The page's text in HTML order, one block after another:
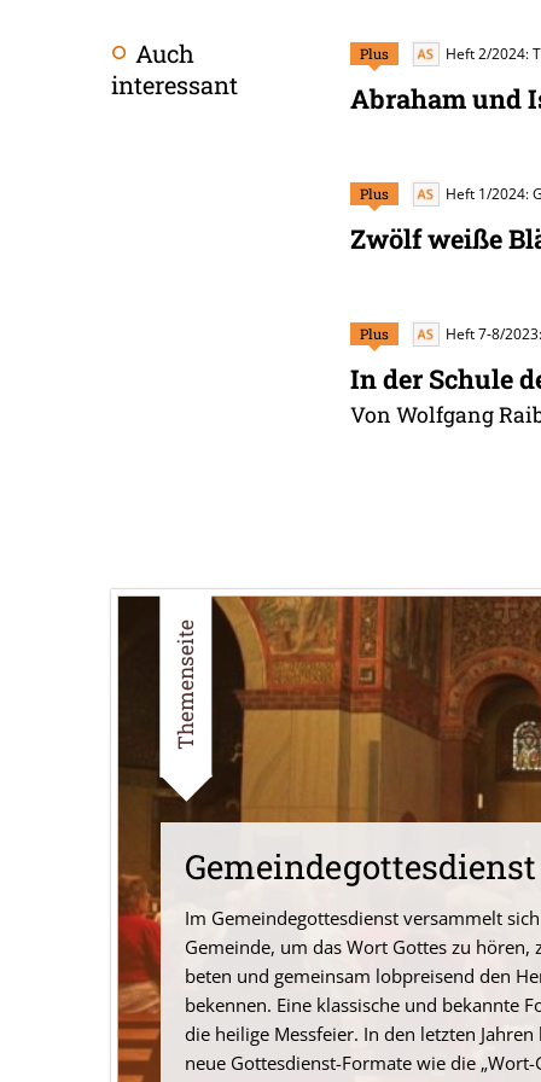
Auch
interessant
Plus Heft 2/2024:
Abraham und
Plus Heft 1/2024:
Zwölf weiße
Plus Heft 7-8/
In der Schule
Von Wolfgang
Themenseite
Gemeinde­gottesdienst
Im Gemeindegottesdienst versammelt
Gemeinde, um das Wort Gottes zu hören,
beten und gemeinsam lobpreisend den
bekennen. Eine klassische und bekannte
die heilige Messfeier. In den letzten Jahren
neue Gottesdienst-Formate wie die „Wort-